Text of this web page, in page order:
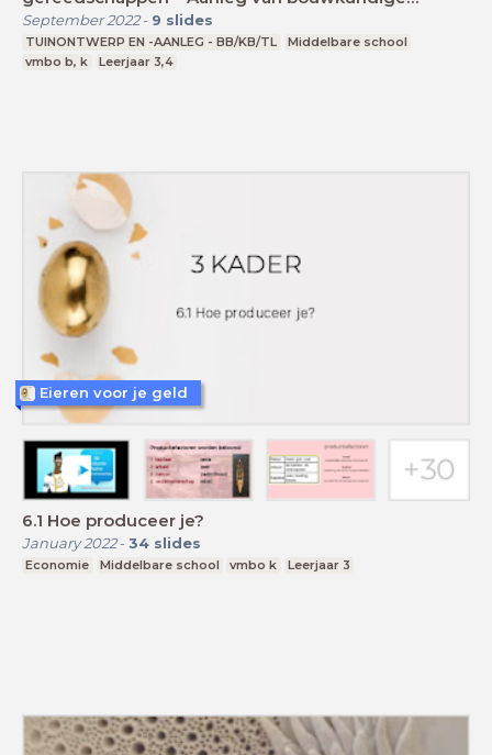
elementen
September 2022- 9 slides
TUINONTWERP EN -AANLEG - BB/KB/TL
Middelbare school
vmbo b, k
Leerjaar 3,4
6.1 Hoe produceer je?
January 2022- 34 slides
Economie Middelbare school vmbo k Leerjaar 3
Eieren voor je geld